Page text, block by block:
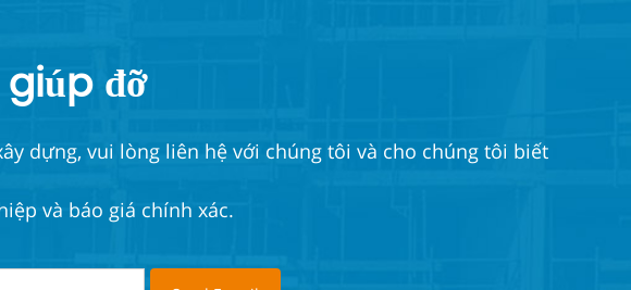
đỡ
dựng, vui lòng liên hệ với chúng tôi và cho chúng tôi biết
và báo giá chính xác.